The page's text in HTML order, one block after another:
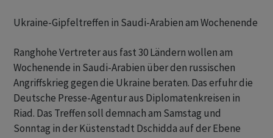
Ukraine-Gipfeltreffen in Saudi-Arabien am Wochenende
Ranghohe Vertreter aus fast 30 Ländern wollen am
Wochenende in Saudi-Arabien über den russischen
Angriffskrieg gegen die Ukraine beraten. Das erfuhr die
Deutsche Presse-Agentur aus Diplomatenkreisen in
Riad. Das Treffen soll demnach am Samstag und
Sonntag in der Küstenstadt Dschidda auf der Ebene